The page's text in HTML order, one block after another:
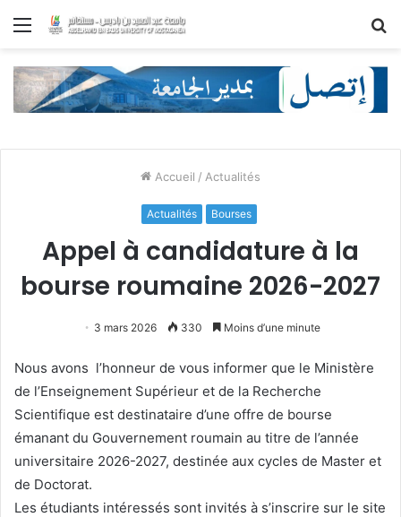
Menu
Accueil / Actualités
Actualités Bourses
Appel à candidature à la
bourse roumaine 2026-2027
3 mars 2026 330 Moins d’une minute
Nous avons l’honneur de vous informer que le Ministère
de l’Enseignement Supérieur et de la Recherche
Scientifique est destinataire d’une offre de bourse
émanant du Gouvernement roumain au titre de l’année
universitaire 2026-2027, destinée aux cycles de Master et
de Doctorat.
Les étudiants intéressés sont invités à s’inscrire sur le site